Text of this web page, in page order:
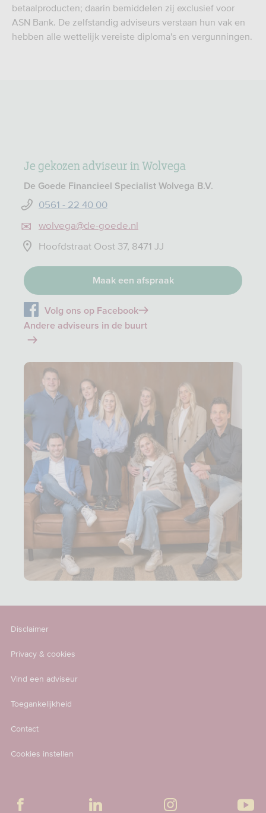
betaalproducten; daarin bemiddelen zij exclusief voor
ASN Bank. De zelfstandig adviseurs verstaan hun vak en
hebben alle wettelijk vereiste diploma's en vergunningen.
Je gekozen adviseur in Wolvega
De Goede Financieel Specialist Wolvega B.V.
0561 - 22 40 00
wolvega@de-goede.nl
Hoofdstraat Oost 37, 8471 JJ
Maak een afspraak
Volg ons op Facebook
Andere adviseurs in de buurt
Disclaimer
Privacy & cookies
Vind een adviseur
Toegankelijkheid
Contact
Cookies instellen